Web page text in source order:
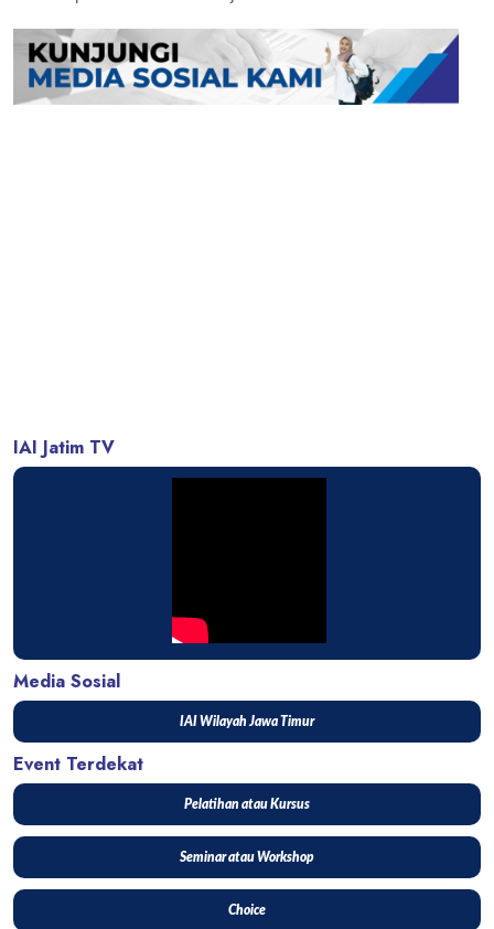
IAI Jatim TV
Media Sosial
IAI Wilayah Jawa Timur
Event Terdekat
Pelatihan atau Kursus
Seminar atau Workshop
Choice